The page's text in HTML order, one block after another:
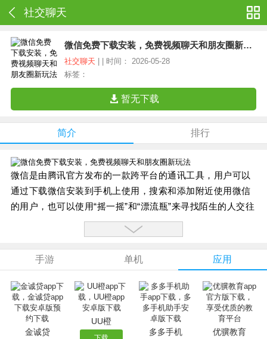
社交聊天
微信免费下载安装，免费视频聊天和朋友圈新玩法
社交聊天 | | 时间： 2026-05-28
标签：
暂无下载
简介 排行
微信是由腾讯官方发布的一款跨平台的通讯工具，用户可以
通过下载微信安装到手机上使用，搜索和添加附近使用微信
的用户，也可以使用“摇一摇”和“漂流瓶”来寻找陌生的人交往
和聊天，您还可以使用微信快速发语音、文字消息、表情、
图片、视频等即时拍照分享。
软件介绍
微信除了可以轻松的满足用户和朋友之间的交流、聊天和通
讯之外，还有各种线上购物、微信转账、小程序以及各种小
手游 单机 应用
金诚贷
UU橙
多多手机 优骥教育